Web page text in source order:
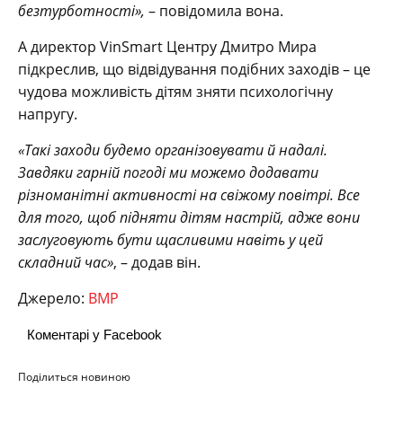
безтурботності», – повідомила вона.
А директор VinSmart Центру Дмитро Мира
підкреслив, що відвідування подібних заходів – це
чудова можливість дітям зняти психологічну
напругу.
«Такі заходи будемо організовувати й надалі.
Завдяки гарній погоді ми можемо додавати
різноманітні активності на свіжому повітрі. Все
для того, щоб підняти дітям настрій, адже вони
заслуговують бути щасливими навіть у цей
складний час», – додав він.
Джерело: ВМР
Коментарі у Facebook
Поділиться новиною